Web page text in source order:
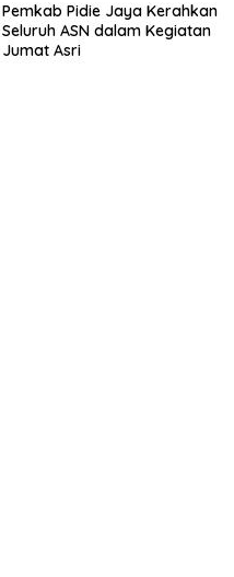
Pemkab Pidie Jaya Kerahkan
Seluruh ASN dalam Kegiatan
Jumat Asri